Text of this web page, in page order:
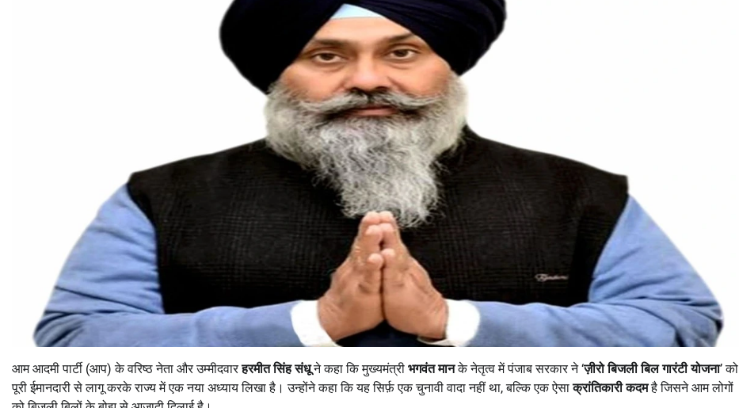
आम आदमी पार्टी (आप) के वरिष्ठ नेता और उम्मीदवारहरमीत सिंह संधूने कहा कि मुख्यमंत्री भगवंत मानके नेतृत्व में पंजाब सरकार ने ‘ज़ीरो बिजली बिल गारंटी योजना’ को
पूरी ईमानदारी से लागू करके राज्य में एक नया अध्याय लिखा है। उन्होंने कहा कि यह सिर्फ़ एक चुनावी वादा नहीं था, बल्कि एक ऐसाक्रांतिकारी कदमहै जिसने आम लोगों